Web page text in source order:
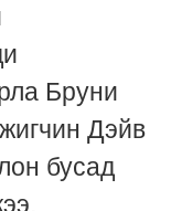
Бруни
Дэйв
бусад